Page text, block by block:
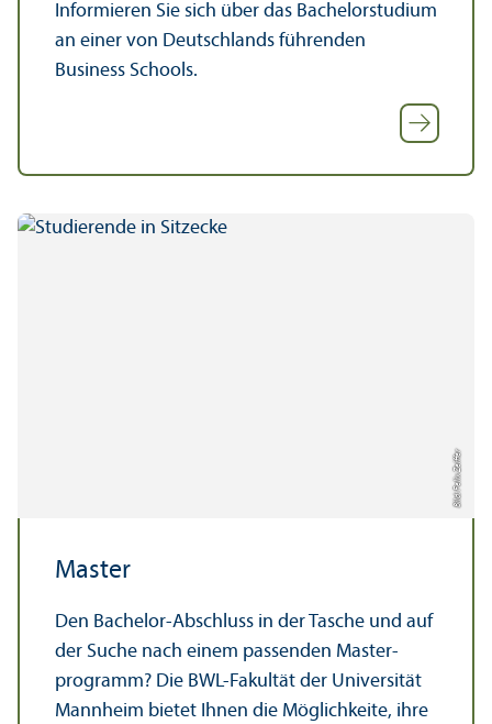
Informieren Sie sich über das Bachelor­studium
an einer von Deutschlands führenden
Business Schools.
Bild: Felix Zeiffer
Master
Den Bachelor-Abschluss in der Tasche und auf
der Suche nach einem passenden Master­
programm? Die BWL-Fakultät der Universität
Mannheim bietet Ihnen die Möglichkeite, ihre